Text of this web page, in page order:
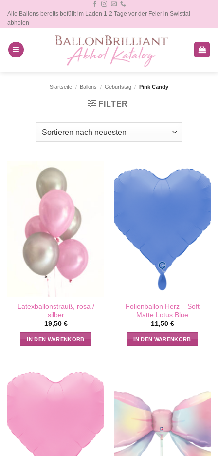
Inhalt
springen
Alle Ballons bereits befüllt im Laden 1-2 Tage vor der Feier in Swisttal
abholen
Startseite / Ballons / Geburtstag / Pink Candy
FILTER
Latexballonstrauß, rosa /
silber
19,50 €
IN DEN WARENKORB
Folienballon Herz – Soft
Matte Lotus Blue
11,50 €
IN DEN WARENKORB